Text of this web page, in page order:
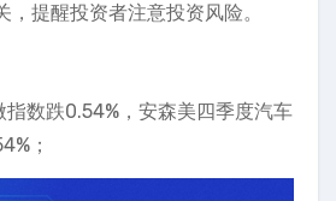
提醒投资者注意投资风险。
指数跌0.54%，安森美四季度汽车
；